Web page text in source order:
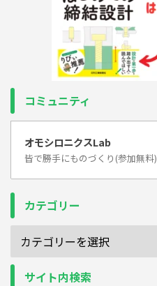
コミュニティ
オモシロニクスLab
皆で勝手にものづくり(参加無料)
カテゴリー
サイト内検索